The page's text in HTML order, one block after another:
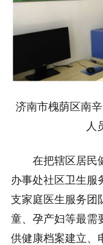
济南市槐荫区南
人
在把辖区居民
办事处社区卫生服
支家庭医生服务团
童、孕产妇等最需
供健康档案建立、